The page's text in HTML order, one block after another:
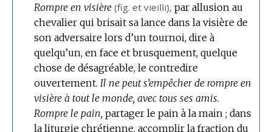
Rompre en visière (fig. et vieilli), par allusion au
chevalier qui brisait sa lance dans la visière de
son adversaire lors d’un tournoi, dire à
quelqu’un, en face et brusquement, quelque
chose de désagréable, le contredire
ouvertement. Il ne peut s’empêcher de rompre en
visière à tout le monde, avec tous ses amis.
Rompre le pain, partager le pain à la main ; dans
la liturgie chrétienne, accomplir la fraction du